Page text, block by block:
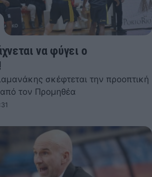
να φύγει ο
σκέφτεται την προοπτική
τον Προμηθέα